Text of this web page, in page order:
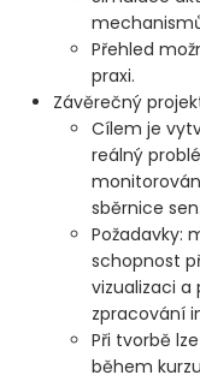
Přehled
praxi.
Závěrečný
Cílem je
reálný
sběrnice
Požadavky:
schopnost
vizualizaci a
zpracování
Při tvorbě
během